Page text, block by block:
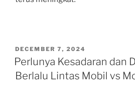
POSTED
ON
DECEMBER 7, 2024
Perlunya Kesadaran dan
Berlalu Lintas Mobil vs